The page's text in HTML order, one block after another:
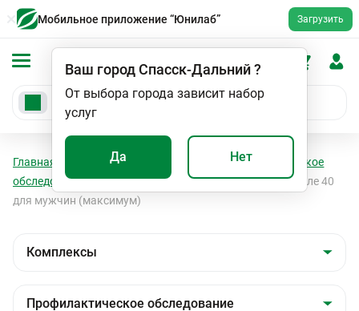
Мобильное приложение “Юнилаб” Загрузить
Ваш городСпасск-Дальний?
От выбора города зависит набор
услуг
Да Нет
Главная Анализы
Профилактическое
обследование
Профилактическое обследование после 40
для мужчин (максимум)